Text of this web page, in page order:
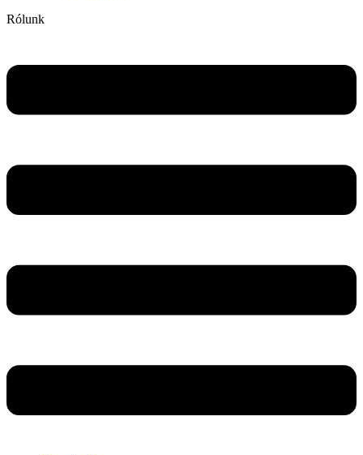
Rólunk